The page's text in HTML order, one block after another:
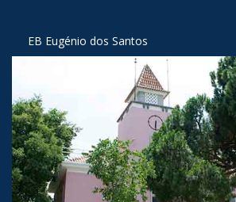
EB Eugénio dos Santos